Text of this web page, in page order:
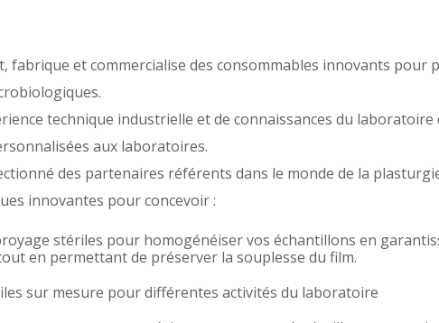
fabrique et commercialise des consommables innovants
technique industrielle et de connaissances du
aux laboratoires.
des partenaires référents dans le monde de la
innovantes pour concevoir :
stériles pour homogénéiser vos échantillons en
en permettant de préserver la souplesse du film.
sur mesure pour différentes activités du laboratoire